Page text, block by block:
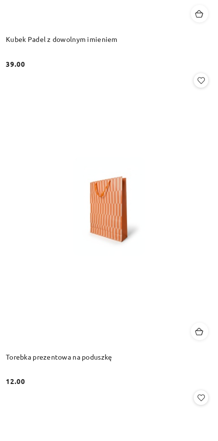
Kubek Padel z dowolnym imieniem
Cena:
39.00
Torebka prezentowa na poduszkę
Cena:
12.00